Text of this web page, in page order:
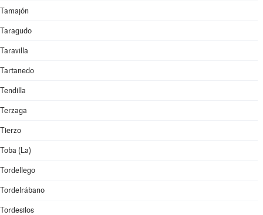
Tamajón
Taragudo
Taravilla
Tartanedo
Tendilla
Terzaga
Tierzo
Toba (La)
Tordellego
Tordelrábano
Tordesilos